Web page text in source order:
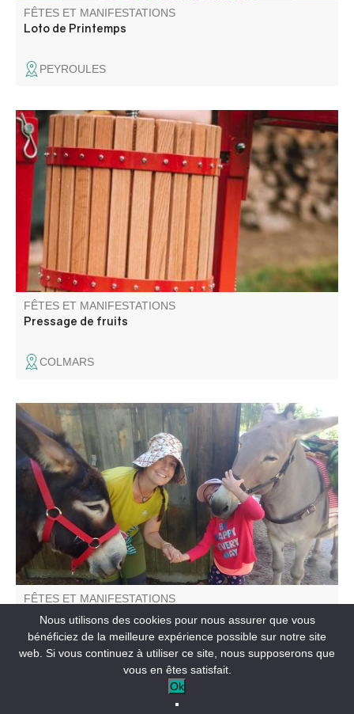
FÊTES ET MANIFESTATIONS
Loto de Printemps
PEYROULES
Une journée pour broyer, presser, pasteuriser, échanger,
et partager sans modération !
FÊTES ET MANIFESTATIONS
Pressage de fruits
COLMARS
Venez rencontrer les ânes d'Émilie, son métier d'ânière et
l'amour qu'elle porte à ses amis aux longues oreilles.
Rencontre du troupeau, pansage, balade avec les ânes ,
contes et poèmes sur cet animal attachant !
FÊTES ET MANIFESTATIONS
Ânes-imations à Chasse avec Séol'Ânes
VILLARS-COLMARS
Nous utilisons des cookies pour nous assurer que vous
bénéficiez de la meilleure expérience possible sur notre site
web. Si vous continuez à utiliser ce site, nous supposerons que
vous en êtes satisfait.
Ok